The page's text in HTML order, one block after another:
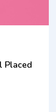
Placed